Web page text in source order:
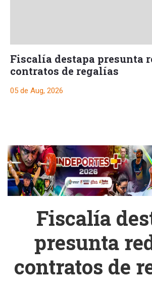
Fiscalía destapa presunta
contratos de regalías
05 de Aug, 2026
Fiscalía
presunta
contratos de